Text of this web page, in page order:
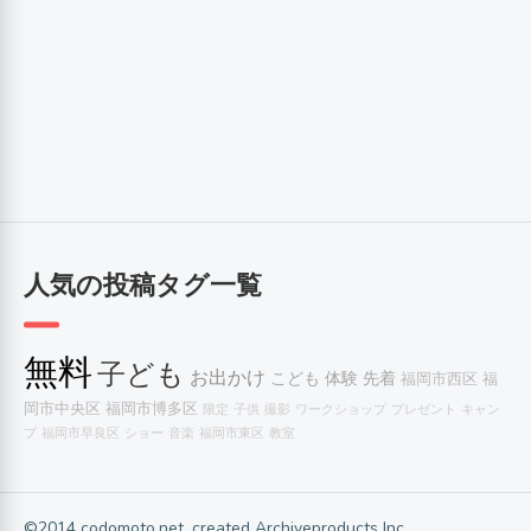
人気の投稿タグ一覧
無料子ども お出かけ こども 体験 先着 福岡市西区 福
岡市中央区 福岡市博多区 限定 子供 撮影 ワークショップ プレゼント キャン
プ 福岡市早良区 ショー 音楽 福岡市東区 教室